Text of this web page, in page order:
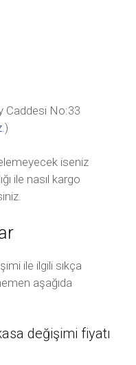
Caddesi No:33
.)
iseniz
ile nasıl kargo
ile ilgili sıkça
aşağıda
değişimi fiyatı